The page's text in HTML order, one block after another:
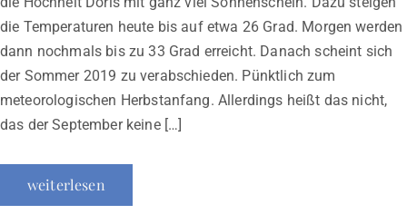
die Temperaturen heute bis auf etwa 26 Grad. Morgen werden
dann nochmals bis zu 33 Grad erreicht. Danach scheint sich
der Sommer 2019 zu verabschieden. Pünktlich zum
meteorologischen Herbstanfang. Allerdings heißt das nicht,
das der September keine […]
weiterlesen